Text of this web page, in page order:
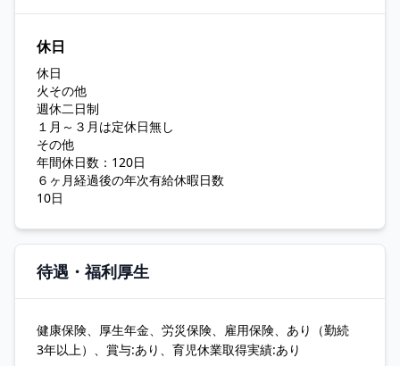
休日
休日
火その他
週休二日制
１月～３月は定休日無し
その他
年間休日数：120日
６ヶ月経過後の年次有給休暇日数
10日
待遇・福利厚生
健康保険、厚生年金、労災保険、雇用保険、あり（勤続
3年以上）、賞与:あり、育児休業取得実績:あり